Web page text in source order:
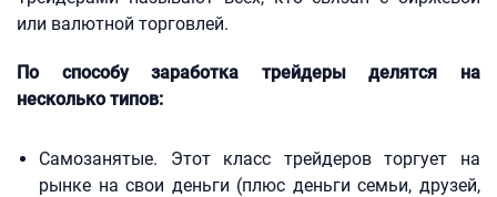
или валютной торговлей.
По способу заработка трейдеры делятся на
несколько типов:
Самозанятые. Этот класс трейдеров торгует на
рынке на свои деньги (плюс деньги семьи, друзей,